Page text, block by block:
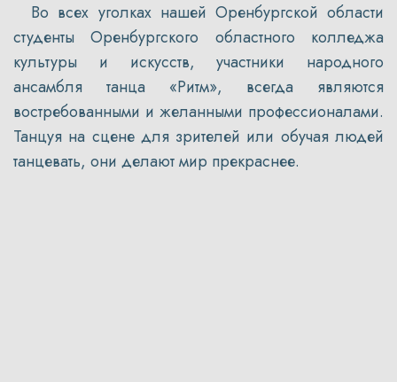
Во всех уголках нашей Оренбургской области
студенты Оренбургского областного колледжа
культуры и искусств, участники народного
ансамбля танца «Ритм», всегда являются
востребованными и желанными профессионалами.
Танцуя на сцене для зрителей или обучая людей
танцевать, они делают мир прекраснее.